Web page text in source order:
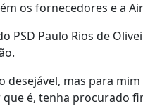
os fornecedores e a
PSD Paulo Rios de
desejável, mas para
é, tenha procurado